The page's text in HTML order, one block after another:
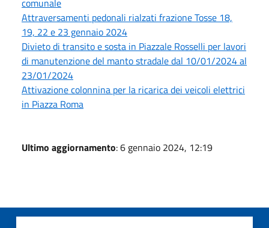
comunale
Attraversamenti pedonali rialzati frazione Tosse 18,
19, 22 e 23 gennaio 2024
Divieto di transito e sosta in Piazzale Rosselli per lavori
di manutenzione del manto stradale dal 10/01/2024 al
23/01/2024
Attivazione colonnina per la ricarica dei veicoli elettrici
in Piazza Roma
Ultimo aggiornamento: 6 gennaio 2024, 12:19